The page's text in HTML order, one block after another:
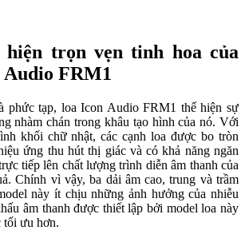
trọn vẹn tinh hoa của
Audio FRM1
phức tạp, loa Icon Audio FRM1 thể hiện sự
nhàm chán trong khâu tạo hình của nó. Với
khối chữ nhật, các cạnh loa được bo tròn
ứng thu hút thị giác và có khả năng ngăn
tiếp lên chất lượng trình diễn âm thanh của
Chính vì vậy, ba dải âm cao, trung và trầm
này ít chịu những ảnh hưởng của nhiễu
âm thanh được thiết lập bởi model loa này
tối ưu hơn.